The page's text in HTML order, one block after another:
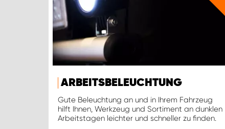
ARBEITSBELEUCHTUNG
Gute Beleuchtung an und in Ihrem Fahrzeug
hilft Ihnen, Werkzeug und Sortiment an dunklen
Arbeitstagen leichter und schneller zu finden.